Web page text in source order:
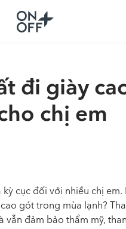
đi giày
chị em
cục đối với nhiều chị em.
gót trong mùa lạnh?
đảm bảo thẩm mỹ,